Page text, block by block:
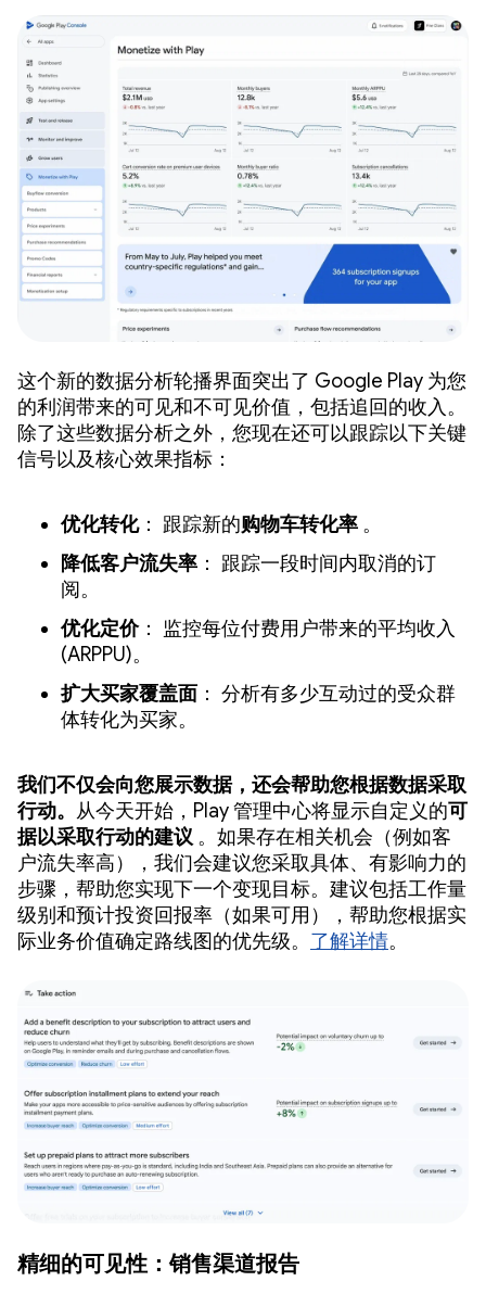
这个新的数据分析轮播界面突出了 Google Play 为您
的利润带来的可见和不可见价值，包括追回的收入。
除了这些数据分析之外，您现在还可以跟踪以下关键
信号以及核心效果指标：
优化转化： 跟踪新的购物车转化率 。
降低客户流失率 ： 跟踪一段时间内取消的订
阅。
优化定价： 监控每位付费用户带来的平均收入
(ARPPU)。
扩大买家覆盖面 ： 分析有多少互动过的受众群
体转化为买家。
我们不仅会向您展示数据，还会帮助您根据数据采取
行动。 从今天开始，Play 管理中心将显示自定义的可
据以采取行动的建议 。如果存在相关机会（例如客
户流失率高），我们会建议您采取具体、有影响力的
步骤，帮助您实现下一个变现目标。建议包括工作量
级别和预计投资回报率（如果可用），帮助您根据实
际业务价值确定路线图的优先级。 了解详情。
精细的可见性：销售渠道报告